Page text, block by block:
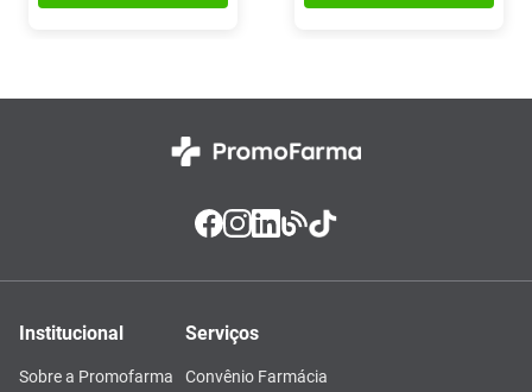
Institucional
Sobre a Promofarma
Serviços
Convênio Farmácia